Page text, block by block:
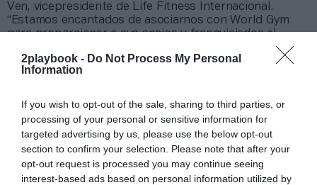
2playbook - Do Not Process My Personal
Information
If you wish to opt-out of the sale, sharing to third parties, or
processing of your personal or sensitive information for
targeted advertising by us, please use the below opt-out
section to confirm your selection. Please note that after your
opt-out request is processed you may continue seeing
interest-based ads based on personal information utilized by
Ven, vicepresidente de Life Fitness Internacional.
“Estamos encantados de asociarnos con World Gym
para proporcionar a sus socios y franquiciados el
equipamiento de nuestras marcas líderes en la industria
para ayudarles a dar vida a estas experiencias.
marca World Gym continúa expandiéndose a nivel
continuo”.
Añadir2Playbookcomo fuente preferida de Google
de forma gratuita
Mantente informado con las últimas noticias de actualidad.
ACTIVAR AHORA